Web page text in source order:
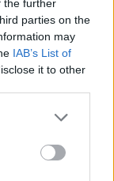
the further
parties on the
may
IAB’s List of
it to other